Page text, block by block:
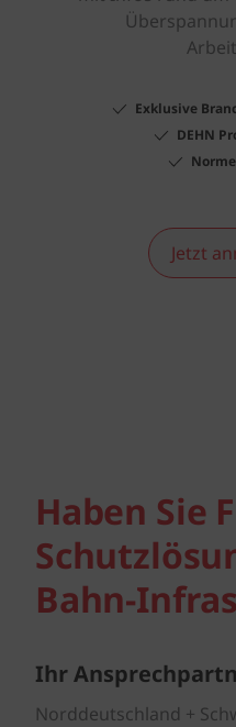
Exklusive
DEHN
Jetzt
Haben Sie
Bahn-
Ihr
Norddeutschland +